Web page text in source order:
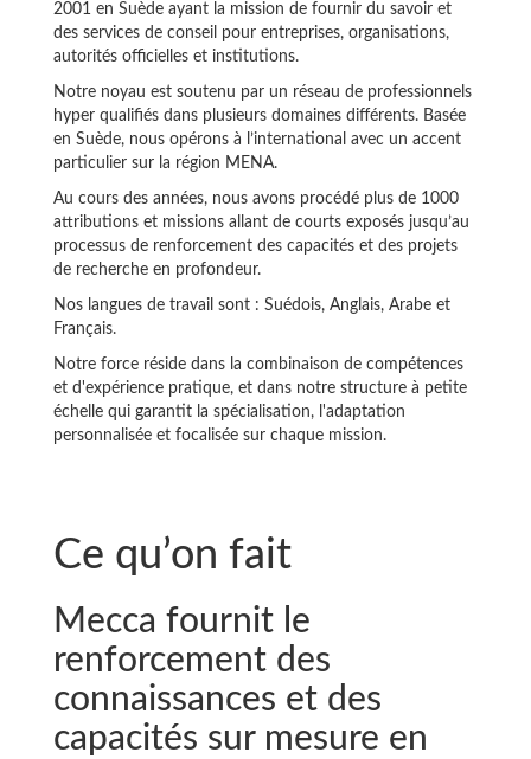
2001 en Suède ayant la mission de fournir du savoir et
des services de conseil pour entreprises, organisations,
autorités officielles et institutions.
Notre noyau est soutenu par un réseau de professionnels
hyper qualifiés dans plusieurs domaines différents. Basée
en Suède, nous opérons à l’international avec un accent
particulier sur la région MENA.
Au cours des années, nous avons procédé plus de 1000
attributions et missions allant de courts exposés jusqu’au
processus de renforcement des capacités et des projets
de recherche en profondeur.
Nos langues de travail sont : Suédois, Anglais, Arabe et
Français.
Notre force réside dans la combinaison de compétences
et d'expérience pratique, et dans notre structure à petite
échelle qui garantit la spécialisation, l'adaptation
personnalisée et focalisée sur chaque mission.
Ce qu’on fait
Mecca fournit le
renforcement des
connaissances et des
capacités sur mesure en